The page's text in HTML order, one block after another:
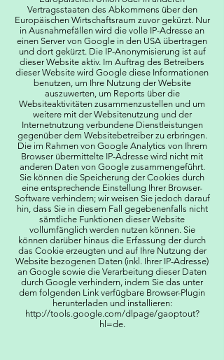
Vertragsstaaten des Abkommens über den
Europäischen Wirtschaftsraum zuvor gekürzt. Nur
in Ausnahmefällen wird die volle IP-Adresse an
einen Server von Google in den USA übertragen
und dort gekürzt. Die IP-Anonymisierung ist auf
dieser Website aktiv. Im Auftrag des Betreibers
dieser Website wird Google diese Informationen
benutzen, um Ihre Nutzung der Website
auszuwerten, um Reports über die
Websiteaktivitäten zusammenzustellen und um
weitere mit der Websitenutzung und der
Internetnutzung verbundene Dienstleistungen
gegenüber dem Websitebetreiber zu erbringen.
Die im Rahmen von Google Analytics von Ihrem
Browser übermittelte IP-Adresse wird nicht mit
anderen Daten von Google zusammengeführt.
Sie können die Speicherung der Cookies durch
eine entsprechende Einstellung Ihrer Browser-
Software verhindern; wir weisen Sie jedoch darauf
hin, dass Sie in diesem Fall gegebenenfalls nicht
sämtliche Funktionen dieser Website
vollumfänglich werden nutzen können. Sie
können darüber hinaus die Erfassung der durch
das Cookie erzeugten und auf Ihre Nutzung der
Website bezogenen Daten (inkl. Ihrer IP-Adresse)
an Google sowie die Verarbeitung dieser Daten
durch Google verhindern, indem Sie das unter
dem folgenden Link verfügbare Browser-Plugin
herunterladen und installieren:
http://tools.google.com/dlpage/gaoptout?
hl=de.